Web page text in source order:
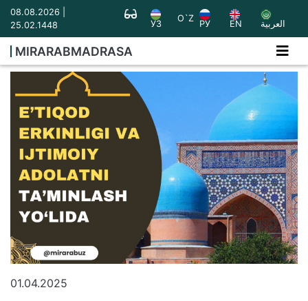
08.08.2026 |
25.02.1448
УЗ
O`Z
РУ EN العربية
MIRARABMADRASA
01.04.2025